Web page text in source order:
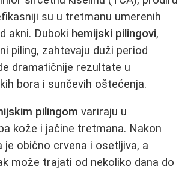
su u tretmanu umerenih
akni. Duboki hemijski pilingovi,
piling, zahtevaju duži period
dramatičnije rezultate u
bora i sunčevih oštećenja.
pilingom variraju u
kože i jačine tretmana. Nakon
je obično crvena i osetljiva, a
može trajati od nekoliko dana do